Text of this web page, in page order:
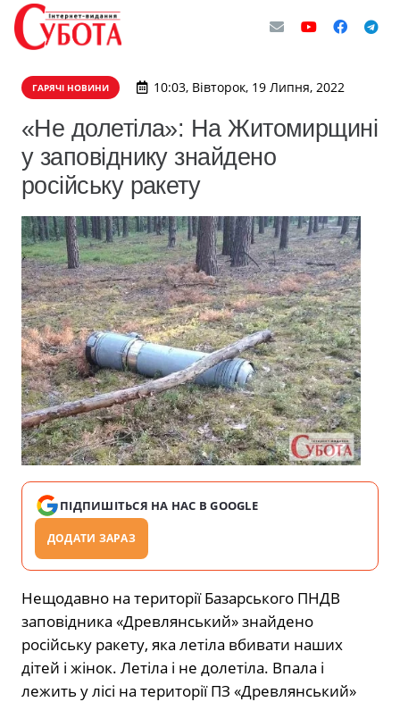
ГАРЯЧІ НОВИНИ 10:03, Вівторок, 19 Липня, 2022
«Не долетіла»: На Житомирщині
у заповіднику знайдено
російську ракету
ПІДПИШІТЬСЯ НА НАС В GOOGLE
ДОДАТИ ЗАРАЗ
Нещодавно на території Базарського ПНДВ
заповідника «Древлянський» знайдено
російську ракету, яка летіла вбивати наших
дітей і жінок. Летіла і не долетіла. Впала і
лежить у лісі на території ПЗ «Древлянський»